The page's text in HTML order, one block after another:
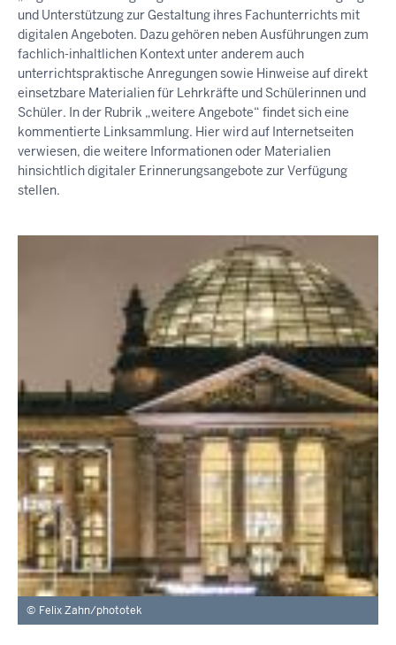
und Unterstützung zur Gestaltung ihres Fachunterrichts mit
digitalen Angeboten. Dazu gehören neben Ausführungen zum
fachlich-inhaltlichen Kontext unter anderem auch
unterrichtspraktische Anregungen sowie Hinweise auf direkt
einsetzbare Materialien für Lehrkräfte und Schülerinnen und
Schüler. In der Rubrik „weitere Angebote“ findet sich eine
kommentierte Linksammlung. Hier wird auf Internetseiten
verwiesen, die weitere Informationen oder Materialien
hinsichtlich digitaler Erinnerungsangebote zur Verfügung
stellen.
Felix Zahn/phototek